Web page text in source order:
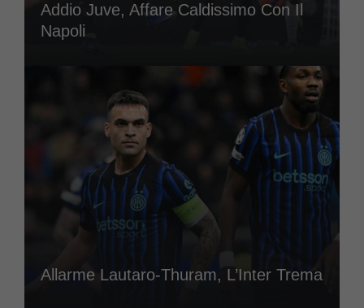
Addio Juve, Affare Caldissimo Con Il
Napoli
Allarme Lautaro-Thuram, L’Inter Trema